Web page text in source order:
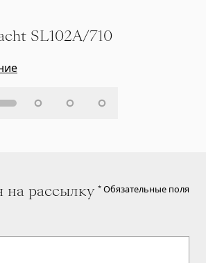
SL102A/710
на рассылку * Обязательные поля